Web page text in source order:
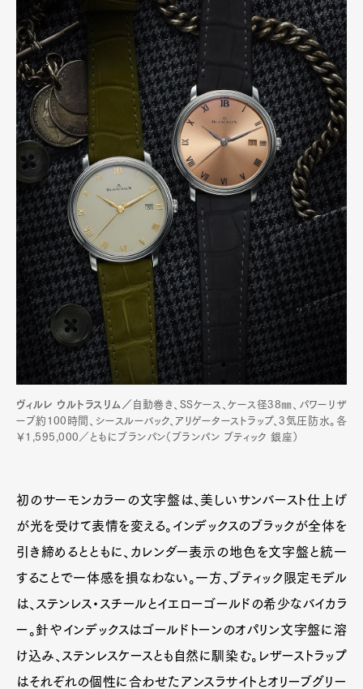
ヴィルレ ウルトラスリム／ 自動巻き、SSケース、ケース径38㎜、パワーリザ
ーブ約100時間、シースルーバック、アリゲーターストラップ、3気圧防水。各
￥1,595,000／ともにブランパン（ブランパン ブティック 銀座）
初のサーモンカラーの文字盤は、美しいサンバースト仕上げ
が光を受けて表情を変える。インデックスのブラックが全体を
引き締めるとともに、カレンダー表示の地色を文字盤と統一
することで一体感を損なわない。一方、ブティック限定モデル
は、ステンレス・スチールとイエローゴールドの希少なバイカラ
ー。針やインデックスはゴールドトーンのオパリン文字盤に溶
け込み、ステンレスケースとも自然に馴染む。レザーストラップ
はそれぞれの個性に合わせたアンスラサイトとオリーブグリー